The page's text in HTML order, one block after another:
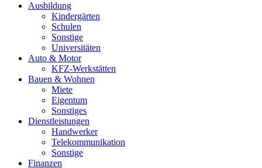
Ausbildung
Kindergärten
Schulen
Sonstige
Universitäten
Auto & Motor
KFZ-Werkstätten
Bauen & Wohnen
Miete
Eigentum
Sonstiges
Dienstleistungen
Handwerker
Telekommunikation
Sonstige
Finanzen